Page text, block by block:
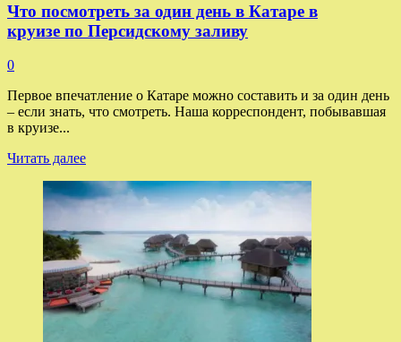
Что посмотреть за один день в Катаре в
круизе по Персидскому заливу
0
Первое впечатление о Катаре можно составить и за один день
– если знать, что смотреть. Наша корреспондент, побывавшая
в круизе...
Читать далееПрочитать
Что
за
один
день
в
Катаре
в